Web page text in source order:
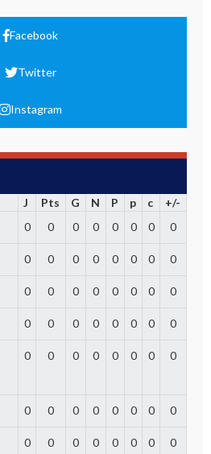
Facebook
Twitter
Instagram
J Pts G N P p c
+/-
0 0 0 0 0 0 0 0
0 0 0 0 0 0 0 0
0 0 0 0 0 0 0 0
0 0 0 0 0 0 0 0
0 0 0 0 0 0 0 0
0 0 0 0 0 0 0 0
0 0 0 0 0 0 0 0